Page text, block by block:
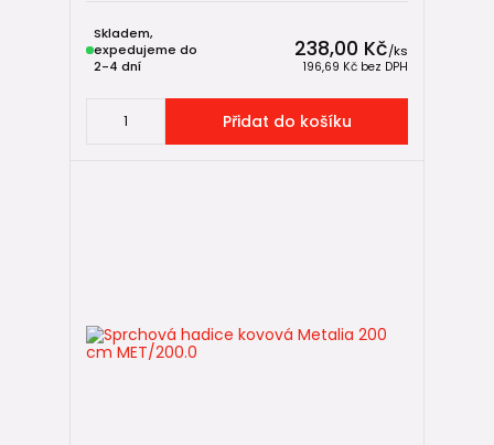
238,00 Kč/ks
196,69 Kč bez DPH
Skladem,
expedujeme do
2-4 dní
Přidat do košíku